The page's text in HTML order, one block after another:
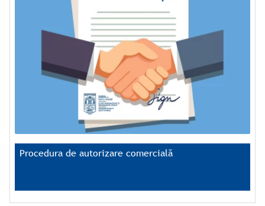
Procedura de autorizare comercială